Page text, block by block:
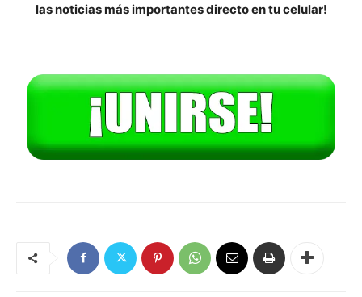
las noticias más importantes directo en tu celular!